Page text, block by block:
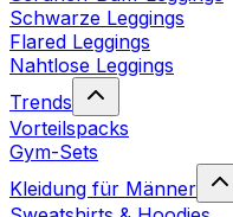
Schwarze Leggings
Flared Leggings
Nahtlose Leggings
Trends
Vorteilspacks
Gym-Sets
Kleidung für Männer